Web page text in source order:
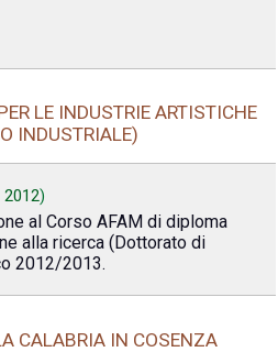
LE INDUSTRIE ARTISTICHE
INDUSTRIALE)
2012)
al Corso AFAM di diploma
alla ricerca (Dottorato di
2012/2013.
CALABRIA IN COSENZA